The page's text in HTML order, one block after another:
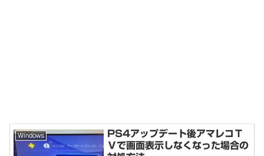
Windows
PS4アップデート後アマレコＴ
Ｖで画面表示しなくなった場合の